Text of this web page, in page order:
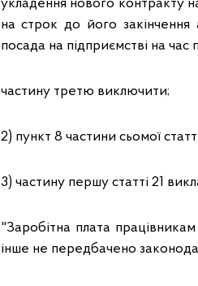
укладення нового контракту
на строк до його закінчення
посада на підприємстві на час
частину третю виключити;
2) пункт 8 частини сьомої
3) частину першу статті 21
"Заробітна плата
інше не передбачено